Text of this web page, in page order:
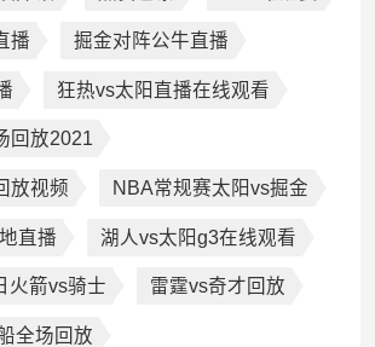
播 掘金对阵公牛直播
狂热vs太阳直播在线观看
回放2021
放视频 NBA常规赛太阳vs掘金
直播 湖人vs太阳g3在线观看
火箭vs骑士 雷霆vs奇才回放
全场回放